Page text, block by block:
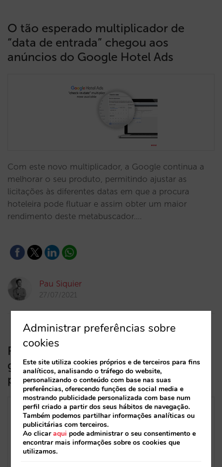
O tão esperado multiplicador de
“data de entrada” chegou aos
anúncios do Google Hotel Ads
Com este novo multiplicador, a Google continua a
melhorar o seu produto, permitindo ajustar as
licitações às diferentes datas em que a procura
hoteleira pode flutuar e assim obter um maior
rendimento deste metabuscador.…
Pau Siquier
27/07/2021
Free booking links ou hiperligações
gratuitas em Hotel Ads, tudo o que
precisa saber
Administrar preferências sobre
cookies
Este site utiliza cookies próprios e de terceiros para fins
analíticos, analisando o tráfego do website,
personalizando o conteúdo com base nas suas
preferências, oferecendo funções de social media e
mostrando publicidade personalizada com base num
perfil criado a partir dos seus hábitos de navegação.
Também podemos partilhar informações analíticas ou
publicitárias com terceiros.
Ao clicaraqui pode administrar o seu consentimento e
encontrar mais informações sobre os cookies que
utilizamos.